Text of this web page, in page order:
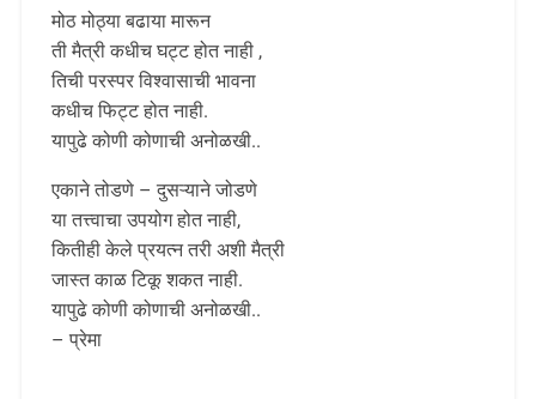
मोठ मोठ्या बढाया मारून
ती मैत्री कधीच घट्ट होत नाही ,
तिची परस्पर विश्वासाची भावना
कधीच फिट्ट होत नाही.
यापुढे कोणी कोणाची अनोळखी..
एकाने तोडणे – दुसऱ्याने जोडणे
या तत्त्वाचा उपयोग होत नाही,
कितीही केले प्रयत्न तरी अशी मैत्री
जास्त काळ टिकू शकत नाही.
यापुढे कोणी कोणाची अनोळखी..
– प्रेमा